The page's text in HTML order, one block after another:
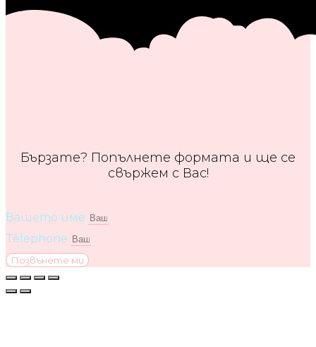
Бързате? Попълнете формата и ще се
свържем с Вас!
Вашето име
Telephone
Позвънете ми